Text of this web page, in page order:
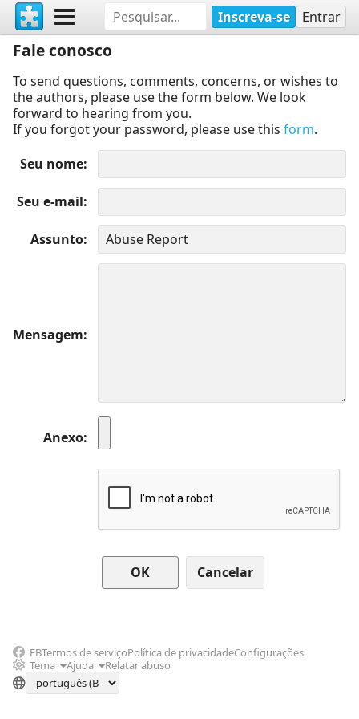
Inscreva-se Entrar
Fale conosco
To send questions, comments, concerns, or wishes to
the authors, please use the form below. We look
forward to hearing from you.
If you forgot your password, please use this form.
Seu nome
Seu e-mail
Assunto
Mensagem
Anexo
Cancelar
FBTermos de serviçoPolítica de privacidadeConfigurações
Tema
Ajuda Relatar abuso